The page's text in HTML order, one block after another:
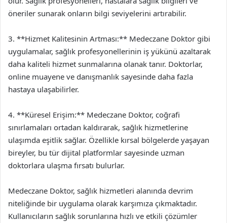
öneriler sunarak onların bilgi seviyelerini artırabilir.
3. **Hizmet Kalitesinin Artması:** Medeczane Doktor gibi
uygulamalar, sağlık profesyonellerinin iş yükünü azaltarak
daha kaliteli hizmet sunmalarına olanak tanır. Doktorlar,
online muayene ve danışmanlık sayesinde daha fazla
hastaya ulaşabilirler.
4. **Küresel Erişim:** Medeczane Doktor, coğrafi
sınırlamaları ortadan kaldırarak, sağlık hizmetlerine
ulaşımda eşitlik sağlar. Özellikle kırsal bölgelerde yaşayan
bireyler, bu tür dijital platformlar sayesinde uzman
doktorlara ulaşma fırsatı bulurlar.
Medeczane Doktor, sağlık hizmetleri alanında devrim
niteliğinde bir uygulama olarak karşımıza çıkmaktadır.
Kullanıcıların sağlık sorunlarına hızlı ve etkili çözümler